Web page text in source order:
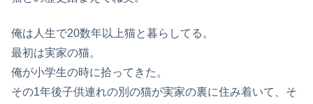
俺は人生で20数年以上猫と暮らしてる。
最初は実家の猫。
俺が小学生の時に拾ってきた。
その1年後子供連れの別の猫が実家の裏に住み着いて、そ